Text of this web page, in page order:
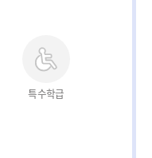
특수학급